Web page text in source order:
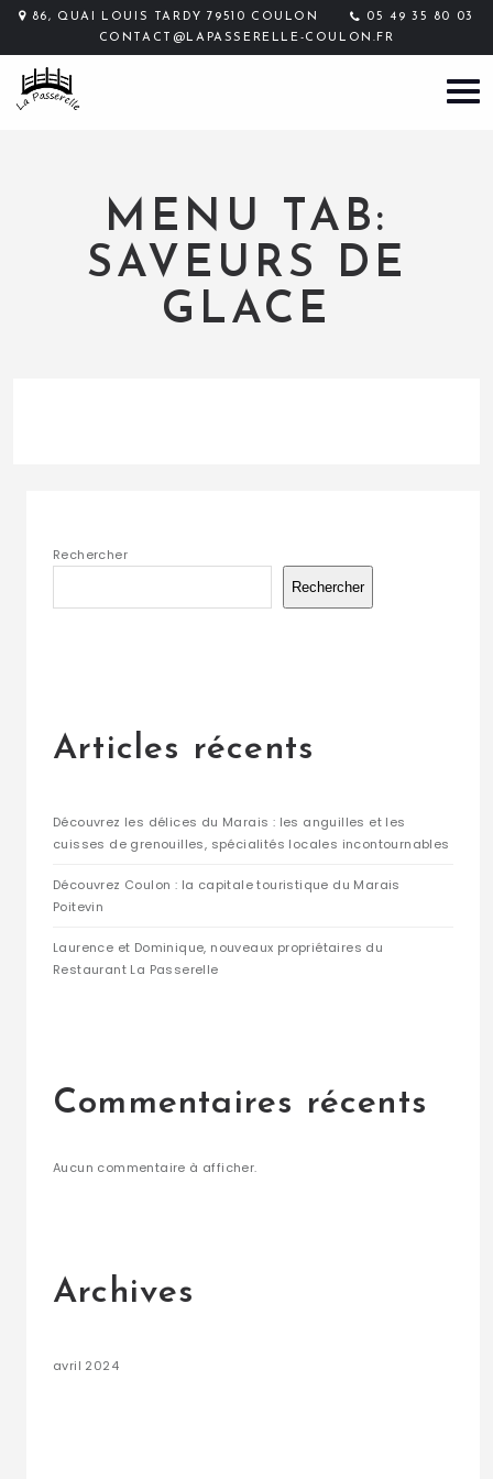
86, QUAI LOUIS TARDY 79510 COULON
05 49 35 80 03
CONTACT@LAPASSERELLE-COULON.FR
MENU TAB:
SAVEURS DE
GLACE
Rechercher
Rechercher
Articles récents
Découvrez les délices du Marais : les anguilles et les
cuisses de grenouilles, spécialités locales incontournables
Découvrez Coulon : la capitale touristique du Marais
Poitevin
Laurence et Dominique, nouveaux propriétaires du
Restaurant La Passerelle
Commentaires récents
Aucun commentaire à afficher.
Archives
avril 2024